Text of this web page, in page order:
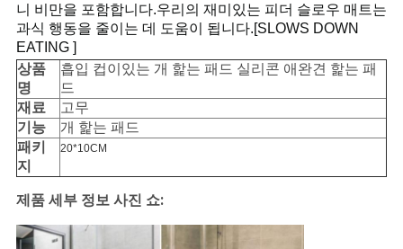
BLOG/NEWS
사
이
트
맵
니 비만을 포함합니다.우리의 재미있는 피더 슬로우 매트는
과식 행동을 줄이는 데 도움이 됩니다.[SLOWS DOWN
EATING ]
상품
명
흡입 컵이있는 개 핥는 패드 실리콘 애완견 핥는 패
드
재료
고무
기능
개 핥는 패드
패키
지
20*10CM
제품 세부 정보 사진 쇼: